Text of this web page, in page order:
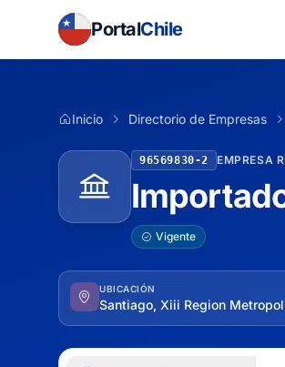
PortalChile
Inicio Directorio de Empresas
96569830-2 EMPRESA
Vigente
UBICACIÓN
Santiago, Xiii Region